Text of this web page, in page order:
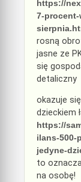
https://
7-
rosną
jasne ze
się
detaliczny
okazuje
dzieckiem
https://
ilans-500-
jedyne-
to
na osobę!